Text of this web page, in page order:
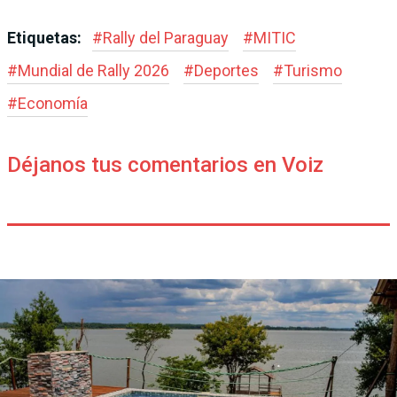
Etiquetas: #Rally del Paraguay #MITIC
#Mundial de Rally 2026 #Deportes #Turismo
#Economía
Déjanos tus comentarios en Voiz